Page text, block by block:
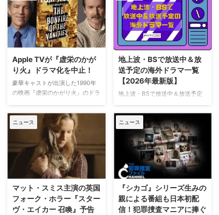
Apple TVが『虚栄のかが
り火』ドラマ化を中止！
豪華キャストが出演した1990年
の映画『虚栄のかがり火』のドラ
たが、頓挫したことが明らかにな
った。米Deadlineが報じてい
る。 鬼門らしく一筋縄ではいか
ず 原作は、1987年に出版された
トム・ウルフのベストセラー小説
「虚栄の篝火」。1980年代のニ
ューヨークの上流社会を辛辣に風
刺した作品だ。ウォール街で台頭
したトレーダーたち、その華奢な
妻や愛人、そして富裕層が住むマ
ンハッタンと周辺の貧困な地区と
地上波・BSで放送中＆放
送予定の海外ドラマ一覧
【2026年最新版】
地上波・BSで放送中＆放送予定
時更新） NHK・NHK BSで放送
中＆放送予定の海外ドラマ 海外
ドラマ『DOC（ドック） あす
へのカルテ』 NHK BSプレミアム
4K｜毎週（木） 17：00～ イタ
リア発！ 12年間の記憶を失った
エリート医師の物語。 原作 ピエ
ト ルカ・アルジェンテーロ、マ
ティルデ・ジョリ、サラ・ラッザ
ーロ ほか ≫≫『DOC（ドッ
ニュース
マット・スミス主演の英国
フォーク・ホラー『スター
ヴ・エイカー 召喚』予告
ニュース
『シカゴ』シリーズ生みの
親による番組も日本初配
信！犯罪捜査マニアに捧ぐ